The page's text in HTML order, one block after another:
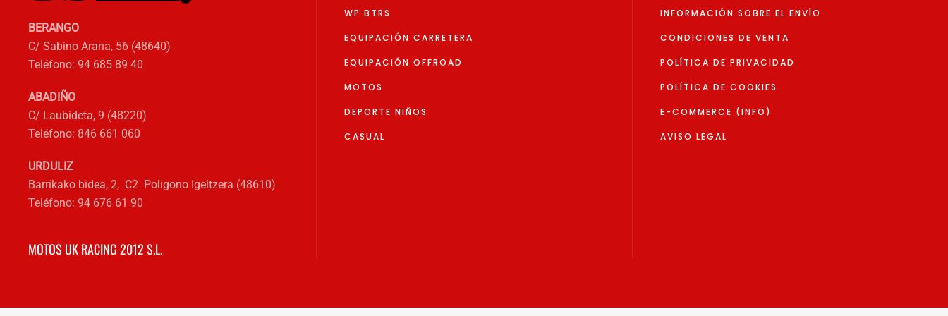
de
producto
producto
BERANGO
C/ Sabino Arana, 56 (48640)
Teléfono: 94 685 89 40
ABADIÑO
C/ Laubideta, 9 (48220)
Teléfono: 846 661 060
URDULIZ
Barrikako bidea, 2, C2 Poligono Igeltzera (48610)
Teléfono: 94 676 61 90
MOTOS UK RACING 2012 S.L.
WP BTRS
EQUIPACIÓN CARRETERA
EQUIPACIÓN OFFROAD
MOTOS
DEPORTE NIÑOS
CASUAL
INFORMACIÓN SOBRE EL ENVÍO
CONDICIONES DE VENTA
POLÍTICA DE PRIVACIDAD
POLÍTICA DE COOKIES
E-COMMERCE (INFO)
AVISO LEGAL